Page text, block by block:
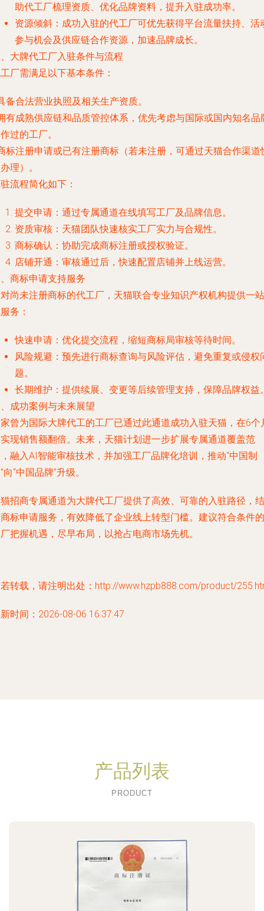
助代工厂梳理资质、优化品牌资料，提升入驻成功率。
资源倾斜 ：成功入驻的代工厂可优先获得平台流量扶持、活
参与机会及供应链合作资源，加速品牌成长。
大牌代工厂入驻条件与流程
厂需满足以下基本条件：
备合法营业执照及相关生产资质。
有成熟供应链和品质管控体系，优先考虑与国际或国内知名品
过的工厂。
标注册申请或已有注册商标（若未注册，可通过天猫合作渠道
理）。
流程简化如下：
提交申请：通过专属通道在线填写工厂及品牌信息。
资质审核：天猫团队快速核实工厂实力与合规性。
商标确认：协助完成商标注册或授权验证。
店铺开通：审核通过后，快速配置店铺并上线运营。
商标申请支持服务
尚未注册商标的代工厂，天猫联合专业知识产权机构提供一站
务：
快速申请 ：优化提交流程，缩短商标局审核等待时间。
风险规避 ：预先进行商标查询与风险评估，避免重复或侵权
题。
长期维护 ：提供续展、变更等后续管理支持，保障品牌权益
成功案例与未来展望
曾为国际大牌代工的工厂已通过此通道成功入驻天猫，在6个
现销售额翻倍。未来，天猫计划进一步扩展专属通道覆盖范
融入AI智能审核技术，并加强工厂品牌化培训，推动“中国制
向“中国品牌”升级。
招商专属通道为大牌代工厂提供了高效、可靠的入驻路径，结
标申请服务，有效降低了企业线上转型门槛。建议符合条件的
把握机遇，尽早布局，以抢占电商市场先机。
转载，请注明出处：http://www.hzpb888.com/product/
时间：2026-08-06 16:37:47
产品列表
PRODUCT